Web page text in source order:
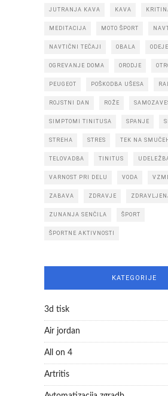
JUTRANJA KAVA KAVA
MEDITACIJA MOTO ŠPORT
NAVTIČNI TEČAJI OBALA ODEJE
OGREVANJE DOMA ORODJE
PEUGEOT POŠKODBA UŠESA
ROJSTNI DAN ROŽE
SIMPTOMI TINITUSA SPANJE
STREHA STRES TEK NA SMUČEH
TELOVADBA TINITUS
VARNOST PRI DELU VODA
ZABAVA ZDRAVJE
ZUNANJA SENČILA ŠPORT
ŠPORTNE AKTIVNOSTI
KATEGORIJE
3d tisk
Air jordan
All on 4
Artritis